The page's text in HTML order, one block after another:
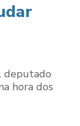
deputado
hora dos